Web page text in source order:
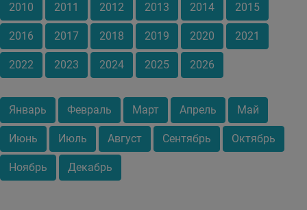
2010 2011 2012 2013 2014 2015
2016 2017 2018 2019 2020 2021
2022 2023 2024 2025 2026
Январь Февраль Март Апрель Май
Июнь Июль Август Сентябрь Октябрь
Ноябрь Декабрь